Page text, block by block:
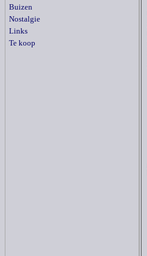
Buizen
Nostalgie
Links
Te koop